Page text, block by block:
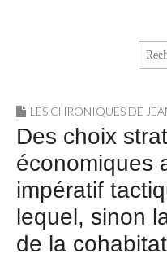
LES CHRONIQUES DE
Des choix
économiques
impératif
lequel, sinon
de la